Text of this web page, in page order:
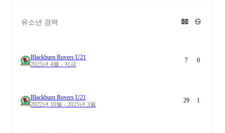
유소년 경력
Blackburn Rovers U21
2025년 4월 - 지금
7 0
Blackburn Rovers U21
2022년 10월 - 2025년 3월
29 1